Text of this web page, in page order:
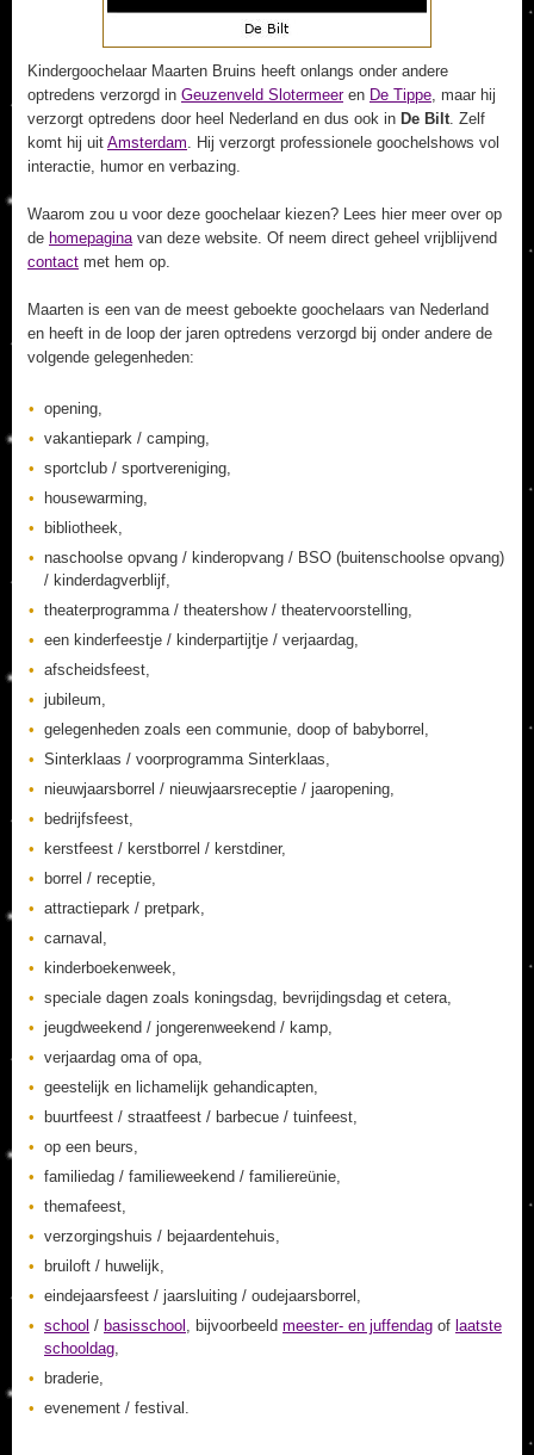
Kindergoochelaar Maarten Bruins heeft onlangs onder andere
optredens verzorgd in Geuzenveld Slotermeeren De Tippe, maar hij
verzorgt optredens door heel Nederland en dus ook in De Bilt. Zelf
komt hij uit Amsterdam. Hij verzorgt professionele goochelshows vol
interactie, humor en verbazing.
Waarom zou u voor deze goochelaar kiezen? Lees hier meer over op
de homepaginavan deze website. Of neem direct geheel vrijblijvend
contact met hem op.
Maarten is een van de meest geboekte goochelaars van Nederland
en heeft in de loop der jaren optredens verzorgd bij onder andere de
volgende gelegenheden:
opening,
vakantiepark / camping,
sportclub / sportvereniging,
housewarming,
bibliotheek,
naschoolse opvang / kinderopvang / BSO (buitenschoolse opvang)
/ kinderdagverblijf,
theaterprogramma / theatershow / theatervoorstelling,
een kinderfeestje / kinderpartijtje / verjaardag,
afscheidsfeest,
jubileum,
gelegenheden zoals een communie, doop of babyborrel,
Sinterklaas / voorprogramma Sinterklaas,
nieuwjaarsborrel / nieuwjaarsreceptie / jaaropening,
bedrijfsfeest,
kerstfeest / kerstborrel / kerstdiner,
borrel / receptie,
attractiepark / pretpark,
carnaval,
kinderboekenweek,
speciale dagen zoals koningsdag, bevrijdingsdag et cetera,
jeugdweekend / jongerenweekend / kamp,
verjaardag oma of opa,
geestelijk en lichamelijk gehandicapten,
buurtfeest / straatfeest / barbecue / tuinfeest,
op een beurs,
familiedag / familieweekend / familiereünie,
themafeest,
verzorgingshuis / bejaardentehuis,
bruiloft / huwelijk,
eindejaarsfeest / jaarsluiting / oudejaarsborrel,
school / basisschool , bijvoorbeeld meester- en juffendag of laatste
schooldag,
braderie,
evenement / festival.